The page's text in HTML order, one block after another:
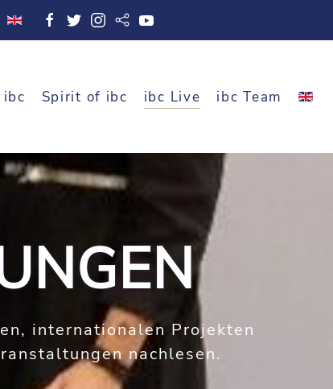
Spirit of ibc ibc Live ibc Team
internationalen Projekten
nachlesen.